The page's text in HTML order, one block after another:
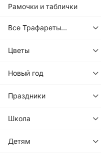
Рамочки и таблички
Все Трафареты...
Цветы
Новый год
Праздники
Школа
Детям